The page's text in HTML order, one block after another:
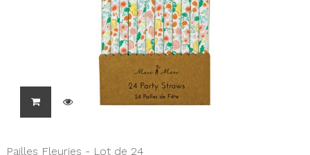
Pailles Fleuries - Lot de 24